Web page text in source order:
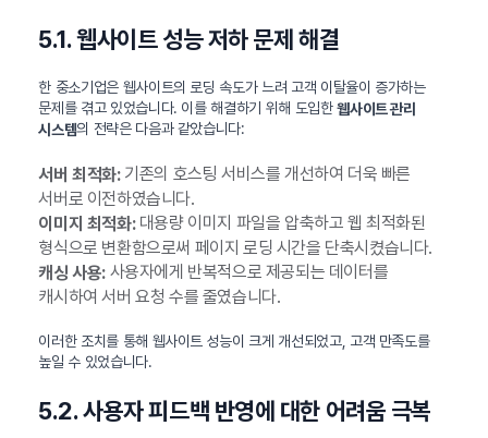
5.1. 웹사이트 성능 저하 문제 해결
한 중소기업은 웹사이트의 로딩 속도가 느려 고객 이탈율이 증가하는
문제를 겪고 있었습니다. 이를 해결하기 위해 도입한웹사이트 관리
시스템의 전략은 다음과 같았습니다:
서버 최적화:기존의 호스팅 서비스를 개선하여 더욱 빠른
서버로 이전하였습니다.
이미지 최적화:대용량 이미지 파일을 압축하고 웹 최적화된
형식으로 변환함으로써 페이지 로딩 시간을 단축시켰습니다.
캐싱 사용:사용자에게 반복적으로 제공되는 데이터를
캐시하여 서버 요청 수를 줄였습니다.
이러한 조치를 통해 웹사이트 성능이 크게 개선되었고, 고객 만족도를
높일 수 있었습니다.
5.2. 사용자 피드백 반영에 대한 어려움 극복